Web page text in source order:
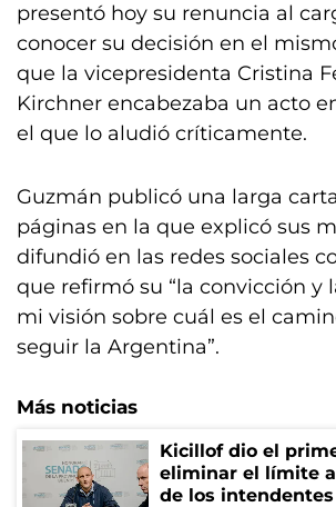
presentó hoy su renuncia al
conocer su decisión en el
que la vicepresidenta Cristina
Kirchner encabezaba un acto
el que lo aludió críticamente.
Guzmán publicó una larga
páginas en la que explicó sus
difundió en las redes sociales
que refirmó su “la convicción y
mi visión sobre cuál es el
seguir la Argentina”.
Más noticias
Kicillof dio el
eliminar el límite
de los intendentes